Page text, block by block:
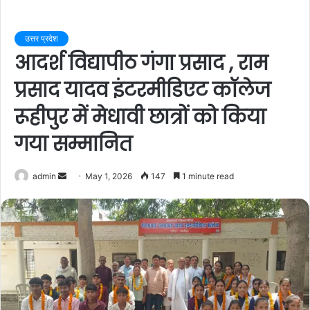
उत्तर प्रदेश
आदर्श विद्यापीठ गंगा प्रसाद , राम
प्रसाद यादव इंटरमीडिएट कॉलेज
रूहीपुर में मेधावी छात्रों को किया
गया सम्मानित
admin
n
d
a
n
e
m
May 1, 2026 147 1 minute read